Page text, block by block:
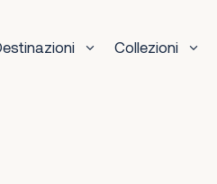
Collezioni